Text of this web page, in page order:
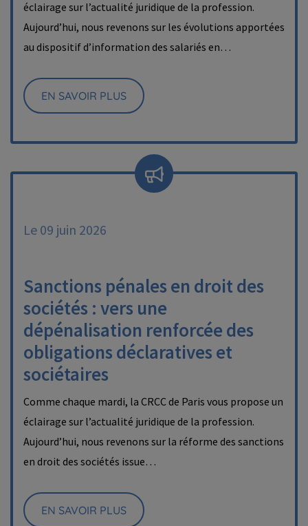
éclairage sur l’actualité juridique de la profession.
Aujourd’hui, nous revenons sur les évolutions apportées
au dispositif d’information des salariés en…
EN SAVOIR PLUS
Le 09 juin 2026
Sanctions pénales en droit des
sociétés : vers une
dépénalisation renforcée des
obligations déclaratives et
sociétaires
Comme chaque mardi, la CRCC de Paris vous propose un
éclairage sur l’actualité juridique de la profession.
Aujourd’hui, nous revenons sur la réforme des sanctions
en droit des sociétés issue…
EN SAVOIR PLUS